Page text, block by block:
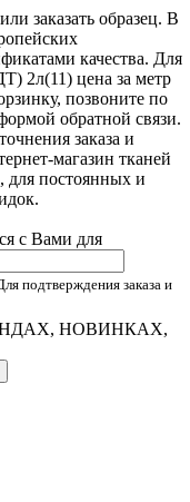
заказать образец. В
качества. Для
2л(11) цена за метр
позвоните по
обратной связи.
заказа и
магазин тканей
для постоянных и
с Вами для
подтверждения заказа и
НОВИНКАХ,